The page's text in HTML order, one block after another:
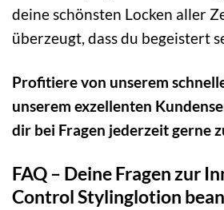
deine schönsten Locken aller
überzeugt, dass du begeistert
Profitiere von unserem
unserem exzellenten
dir bei Fragen jederzeit gerne
FAQ – Deine Fragen zur
Control Stylinglotion